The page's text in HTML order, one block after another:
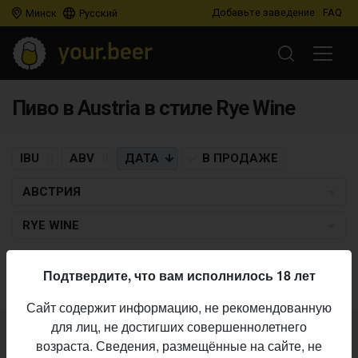
Минск Русский Добавьте заведение FAQ
Пиво в Austria в стиле Rye Wine
IBU ABV ДАТА В ПРОДАЖЕ
АВСТРИЯ
RYE WINE
Не нашли ваш бар или магазин в каталоге?
Подтвердите, что вам исполнилось 18 лет
Сайт содержит информацию, не рекомендованную
для лиц, не достигших совершеннолетнего
возраста. Сведения, размещённые на сайте, не